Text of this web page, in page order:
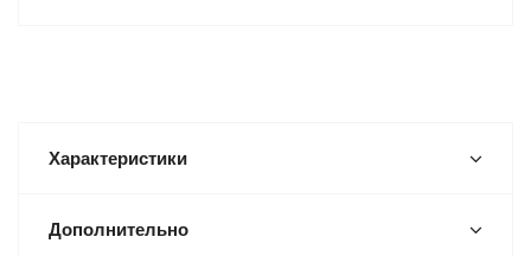
Характеристики
Дополнительно